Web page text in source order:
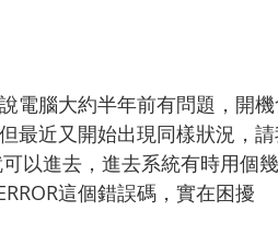
。
電腦大約半年前有問題，開
最近又開始出現同樣狀況，
以進去，進去系統有時用個
這個錯誤碼，實在困擾